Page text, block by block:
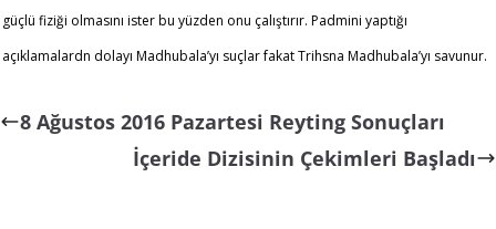
güçlü fiziği olmasını ister bu yüzden onu çalıştırır. Padmini yaptığı
açıklamalardn dolayı Madhubala’yı suçlar fakat Trihsna Madhubala’yı savunur.
8 Ağustos 2016 Pazartesi Reyting Sonuçları
İçeride Dizisinin Çekimleri Başladı